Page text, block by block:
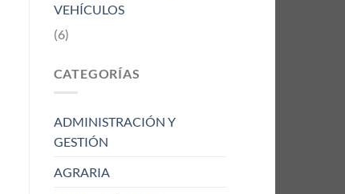
VEHÍCULOS
(6)
CATEGORÍAS
ADMINISTRACIÓN Y
GESTIÓN
AGRARIA